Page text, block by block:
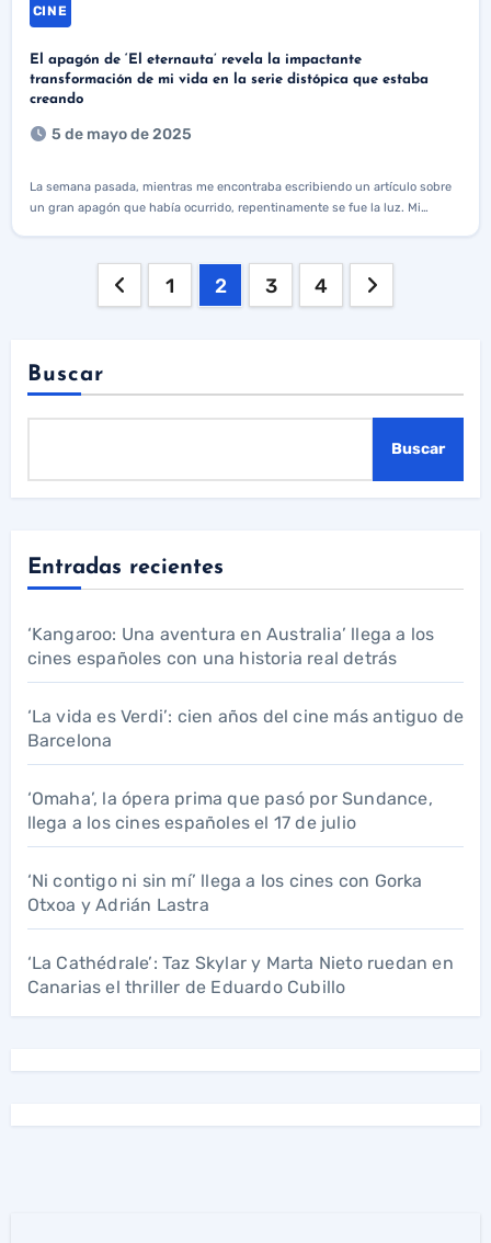
CINE
El apagón de ‘El eternauta’ revela la impactante
transformación de mi vida en la serie distópica que estaba
creando
5 de mayo de 2025
La semana pasada, mientras me encontraba escribiendo un artículo sobre
un gran apagón que había ocurrido, repentinamente se fue la luz. Mi…
Paginación
entradas
1 2 3 4
Buscar
Buscar
Entradas recientes
‘Kangaroo: Una aventura en Australia’ llega a los
cines españoles con una historia real detrás
‘La vida es Verdi’: cien años del cine más antiguo de
Barcelona
‘Omaha’, la ópera prima que pasó por Sundance,
llega a los cines españoles el 17 de julio
‘Ni contigo ni sin mí’ llega a los cines con Gorka
Otxoa y Adrián Lastra
‘La Cathédrale’: Taz Skylar y Marta Nieto ruedan en
Canarias el thriller de Eduardo Cubillo